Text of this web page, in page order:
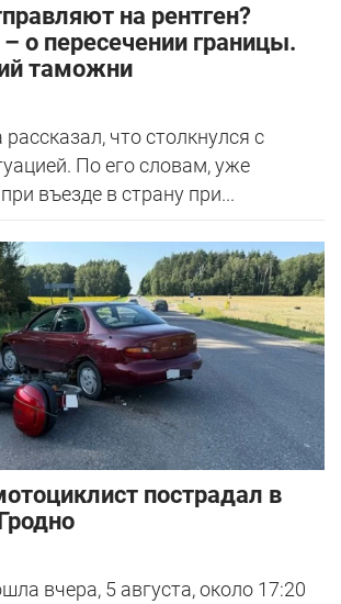
на рентген?
о пересечении границы.
таможни
что столкнулся с
По его словам, уже
въезде в страну при...
пострадал в
вчера, 5 августа, около 17:20